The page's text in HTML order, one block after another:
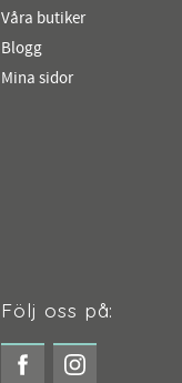
Våra butiker
Blogg
Mina sidor
Följ oss på: